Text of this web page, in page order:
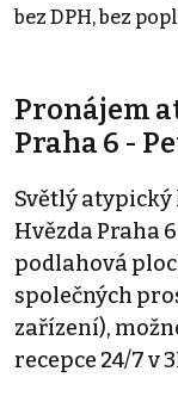
bez DPH, bez
Pronájem
Praha 6 -
Světlý
Hvězda Praha
podlahová
společných
zařízení),
recepce 24/7 v